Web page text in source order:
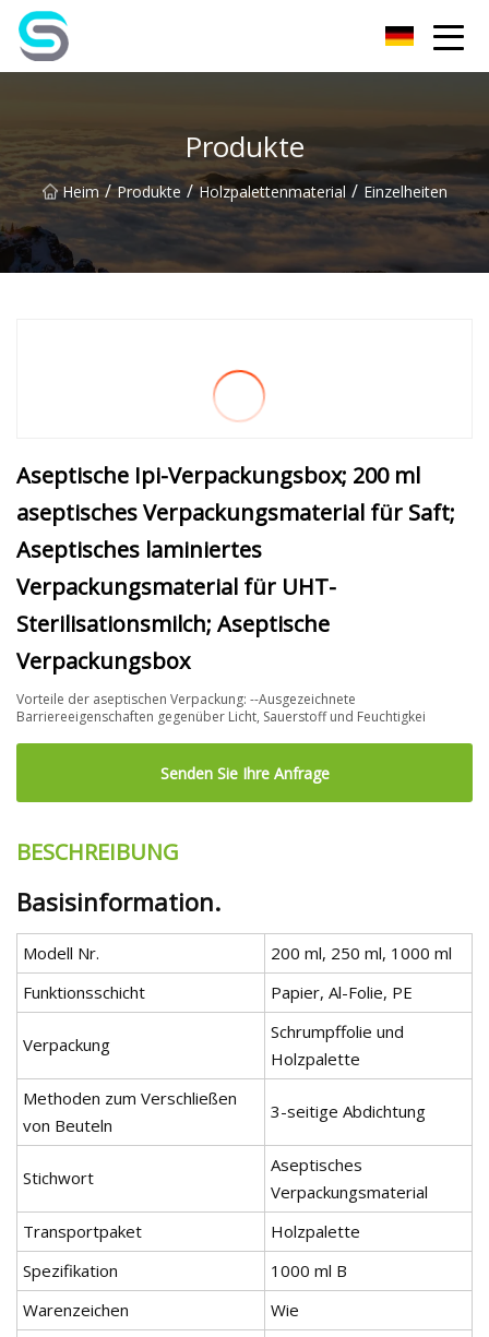
Produkte
Heim / Produkte / Holzpalettenmaterial / Einzelheiten
Aseptische Ipi-Verpackungsbox; 200 ml
aseptisches Verpackungsmaterial für Saft;
Aseptisches laminiertes
Verpackungsmaterial für UHT-
Sterilisationsmilch; Aseptische
Verpackungsbox
Vorteile der aseptischen Verpackung: --Ausgezeichnete
Barriereeigenschaften gegenüber Licht, Sauerstoff und Feuchtigkei
Senden Sie Ihre Anfrage
BESCHREIBUNG
Basisinformation.
Modell Nr.
200 ml, 250 ml, 1000 ml
Funktionsschicht
Papier, Al-Folie, PE
Verpackung
Schrumpffolie und
Holzpalette
Methoden zum Verschließen
von Beuteln
3-seitige Abdichtung
Stichwort
Aseptisches
Verpackungsmaterial
Transportpaket
Holzpalette
Spezifikation
1000 ml B
Warenzeichen
Wie